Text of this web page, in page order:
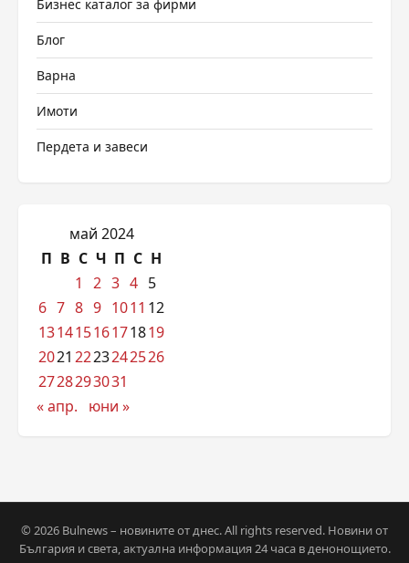
Бизнес каталог за фирми
Блог
Варна
Имоти
Пердета и завеси
май 2024
П В С Ч П С Н
1
2 3 4 5
6 7 8 9 1011 12
13141516171819
2021 2223242526
2728293031
« апр.
юни »
© 2026 Bulnews – новините от днес. All rights reserved. Новини от
България и света, актуална информация 24 часа в денонощието.